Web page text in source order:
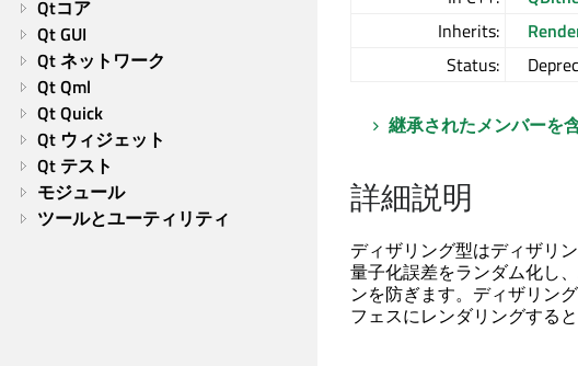
Qtコア
Qt GUI
Qt ネットワーク
Qt Qml
Qt Quick
Qt ウィジェット
Qt テスト
モジュール
ツールとユーティリティ
Inherits:
Status:
継承されたメンバーを
詳細説明
ディザリング型はディザリ
量子化誤差をランダム化し
ンを防ぎます。ディザリン
フェスにレンダリングする